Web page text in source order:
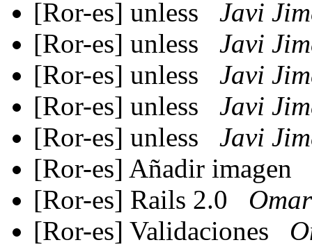
[Ror-es] unless
Javi
[Ror-es] unless
Javi
[Ror-es] unless
Javi
[Ror-es] unless
Javi
[Ror-es] unless
Javi
[Ror-es] Añadir imagen
[Ror-es] Rails 2.0
[Ror-es] Validaciones